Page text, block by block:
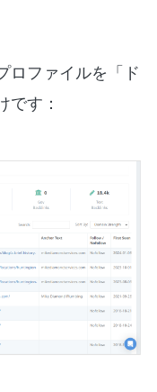
ロファイルを「ド
です：